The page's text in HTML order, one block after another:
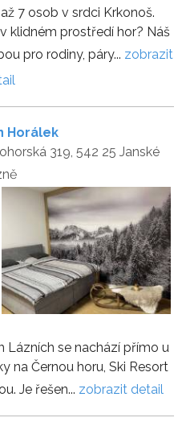
7 osob v srdci Krkonoš.
klidném prostředí hor? Náš
pro rodiny, páry... zobrazit
Horálek
319, 542 25 Janské
Lázních se nachází přímo u
na Černou horu, Ski Resort
Je řešen... zobrazit detail